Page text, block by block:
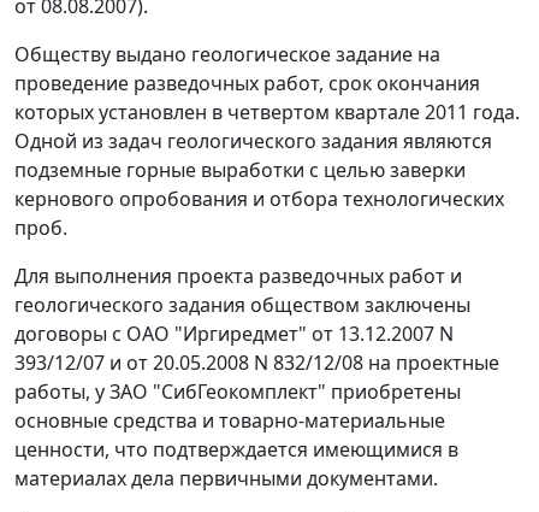
от 08.08.2007).
Обществу выдано геологическое задание на
проведение разведочных работ, срок окончания
которых установлен в четвертом квартале 2011 года.
Одной из задач геологического задания являются
подземные горные выработки с целью заверки
кернового опробования и отбора технологических
проб.
Для выполнения проекта разведочных работ и
геологического задания обществом заключены
договоры с ОАО "Иргиредмет" от 13.12.2007 N
393/12/07 и от 20.05.2008 N 832/12/08 на проектные
работы, у ЗАО "СибГеокомплект" приобретены
основные средства и товарно-материальные
ценности, что подтверждается имеющимися в
материалах дела первичными документами.